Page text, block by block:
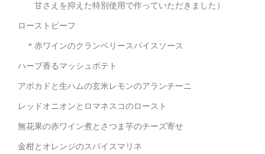
甘さえを抑えた特別使用で作っていただきました）
ローストビーフ
＊赤ワインのクランベリースパイスソース
ハーブ香るマッシュポテト
アボカドと生ハムの玄米レモンのアランチーニ
レッドオニオンとロマネスコのロースト
無花果の赤ワイン煮とさつま芋のチーズ寄せ
金柑とオレンジのスパイスマリネ